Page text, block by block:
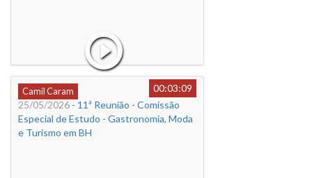
Camil Caram
00:03:09
25/05/2026 - 11ª Reunião - Comissão
Especial de Estudo - Gastronomia, Moda
e Turismo em BH